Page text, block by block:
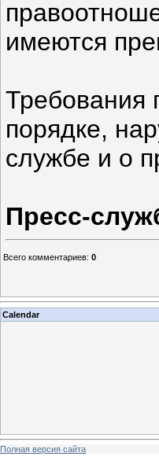
имеются
Требования
порядке,
службе и о
Пресс-
Всего комментариев: 0
Calendar
Полная версия сайта